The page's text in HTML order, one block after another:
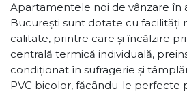
Apartamentele noi de vânzare în
București sunt dotate cu facilități
calitate, printre care și încălzire
centrală termică individuală,
condiționat în sufragerie și
PVC bicolor, făcându-le perfecte